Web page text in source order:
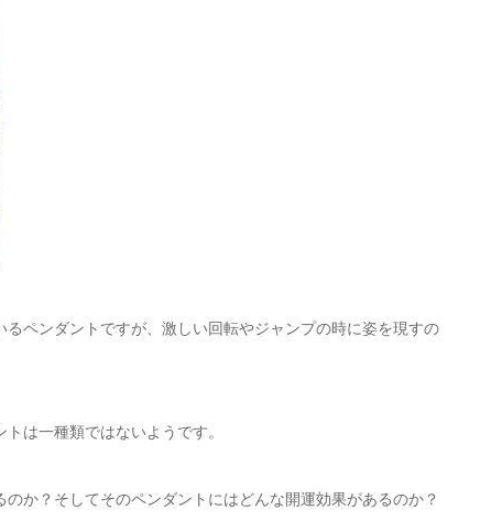
ペンダントですが、激しい回転やジャンプの時に姿を現すの
は一種類ではないようです。
か？そしてそのペンダントにはどんな開運効果があるのか？